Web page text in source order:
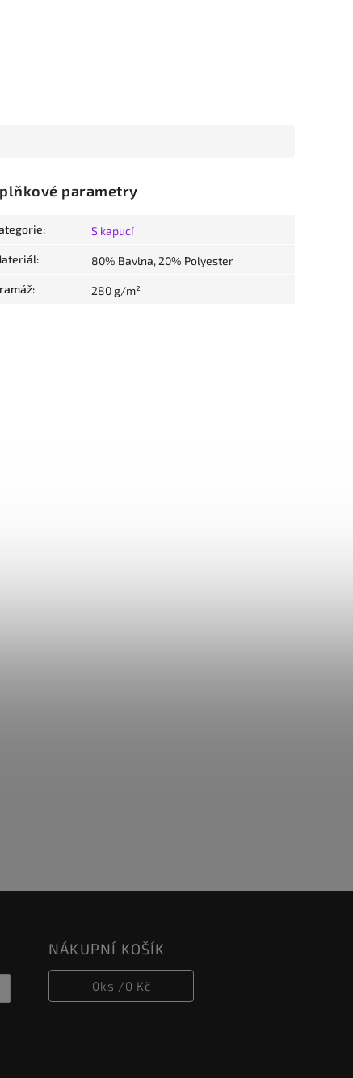
parametry
: S kapucí
: 80% Bavlna, 20% Polyester
: 280 g/m²
NÁKUPNÍ KOŠÍK
0ks /0 Kč